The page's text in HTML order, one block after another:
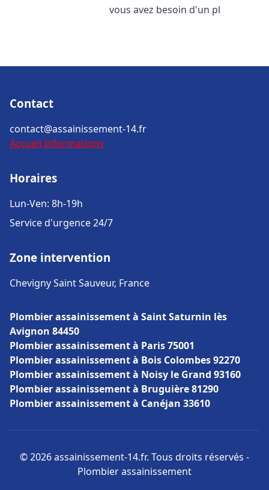
vous avez besoin d'un pl
Contact
contact@assainissement-14.fr
Accueil Informations
Horaires
Lun-Ven: 8h-19h
Service d'urgence 24/7
Zone intervention
Chevigny Saint Sauveur, France
Plombier assainissement à Saint Saturnin lès
Avignon 84450
Plombier assainissement à Paris 75001
Plombier assainissement à Bois Colombes 92270
Plombier assainissement à Noisy le Grand 93160
Plombier assainissement à Bruguière 81290
Plombier assainissement à Canéjan 33610
© 2026 assainissement-14.fr. Tous droits réservés -
Plombier assainissement